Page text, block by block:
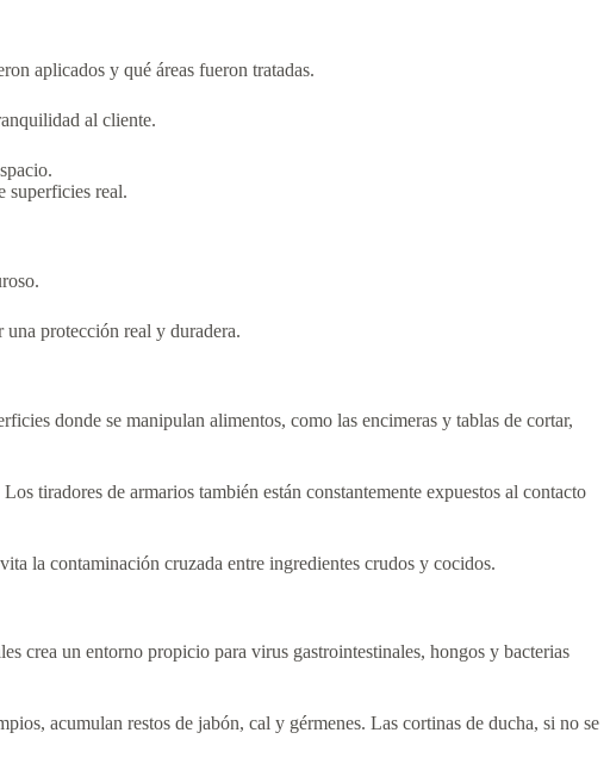
aplicados y qué áreas fueron tratadas.
al cliente.
superficies real.
una protección real y duradera.
donde se manipulan alimentos, como las encimeras y tablas de cortar,
tiradores de armarios también están constantemente expuestos al contacto
la contaminación cruzada entre ingredientes crudos y cocidos.
crea un entorno propicio para virus gastrointestinales, hongos y bacterias
acumulan restos de jabón, cal y gérmenes. Las cortinas de ducha, si no se